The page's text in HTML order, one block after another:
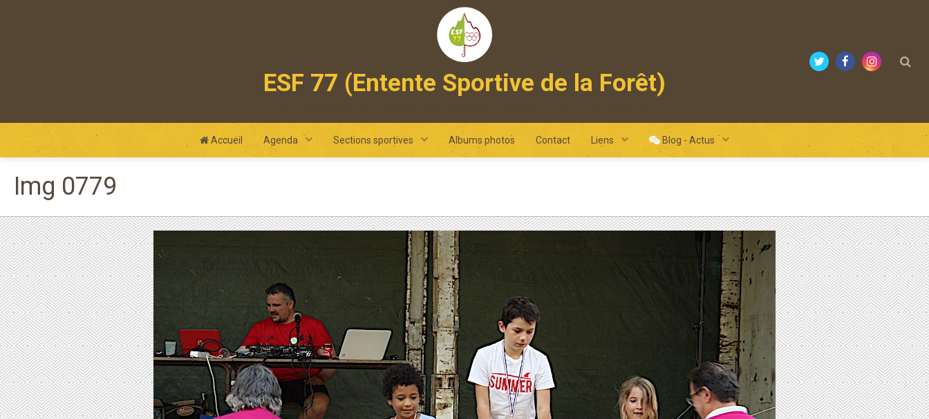
ESF 77 (Entente Sportive de la Forêt)
Accueil Agenda Sections sportives Albums photos Contact Liens Blog - Actus
Img 0779